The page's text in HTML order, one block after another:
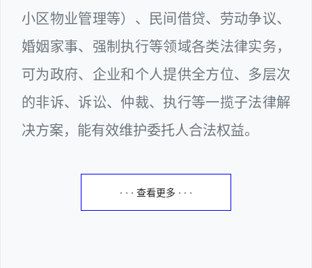
小区物业管理等）、民间借贷、劳动争议、
婚姻家事、强制执行等领域各类法律实务，
可为政府、企业和个人提供全方位、多层次
的非诉、诉讼、仲裁、执行等一揽子法律解
决方案，能有效维护委托人合法权益。
· · · 查看更多 · · ·